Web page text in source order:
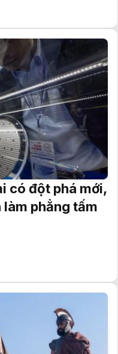
có đột phá mới,
phẳng tấm